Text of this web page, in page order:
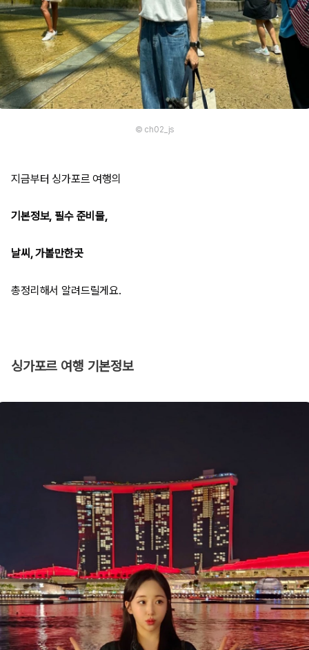
© ch02_js
지금부터 싱가포르 여행의
기본정보, 필수 준비물,
날씨, 가볼만한곳
총정리해서 알려드릴게요.
싱가포르 여행 기본정보